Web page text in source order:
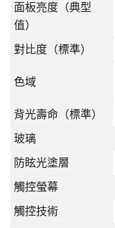
面板亮度（典型
值）
對比度（標準）
色域
背光壽命（標準）
玻璃
防眩光塗層
觸控螢幕
觸控技術